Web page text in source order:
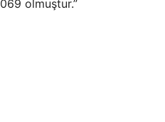
olmuştur.”